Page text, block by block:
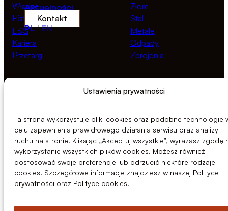
Ustawienia prywatności
Ta strona wykorzystuje pliki cookies oraz podobne technologie
celu zapewnienia prawidłowego działania serwisu oraz analizy
ruchu na stronie. Klikając „Akceptuj wszystkie”, wyrażasz zgodę
wykorzystanie wszystkich plików cookies. Możesz również
dostosować swoje preferencje lub odrzucić niektóre rodzaje
cookies. Szczegółowe informacje znajdziesz w naszej Polityce
prywatności oraz Polityce cookies.
Aktualności
Kontakt
PL | EN
Władze
Historia
ESG
Kariera
Przetargi
Złom
Stal
Metale
Odpady
Zbrojenia
Linia Etyki
Polityka prywatności
© 2026 Centrozłom Wrocław S.A.